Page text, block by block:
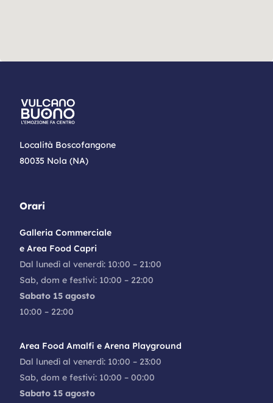
Località Boscofangone
80035 Nola (NA)
Orari
Galleria Commerciale
e Area Food Capri
Dal lunedì al venerdì: 10:00 – 21:00
Sab, dom e festivi: 10:00 – 22:00
Sabato 15 agosto
10:00 – 22:00
Area Food Amalfi e Arena Playground
Dal lunedì al venerdì: 10:00 – 23:00
Sab, dom e festivi: 10:00 – 00:00
Sabato 15 agosto